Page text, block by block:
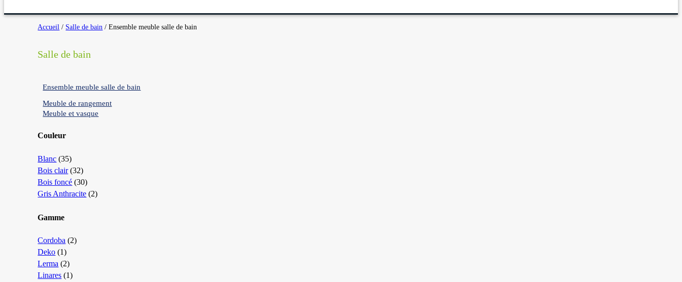
Accueil / Salle de bain / Ensemble meuble salle de bain
Salle de bain
Ensemble meuble salle de bain
Meuble de rangement
Meuble et vasque
Couleur
Blanc (35)
Bois clair (32)
Bois foncé (30)
Gris Anthracite (2)
Gamme
Cordoba (2)
Deko (1)
Lerma (2)
Linares (1)